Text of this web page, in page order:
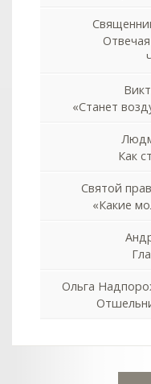
«Станет
Как
Святой
«Какие
Ольга